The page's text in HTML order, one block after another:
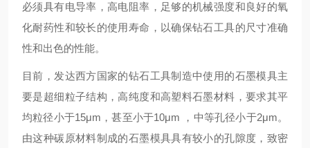
必须具有电导率，高电阻率，足够的机械强度和良好的氧
化耐药性和较长的使用寿命，以确保钻石工具的尺寸准确
性和出色的性能。
目前，发达西方国家的钻石工具制造中使用的石墨模具主
要是超细粒子结构，高纯度和高塑料石墨材料，要求其平
均粒径小于15μm，甚至小于10μm ，中等孔径小于2μm。
由这种碳原材料制成的石墨模具具有较小的孔隙度，致密